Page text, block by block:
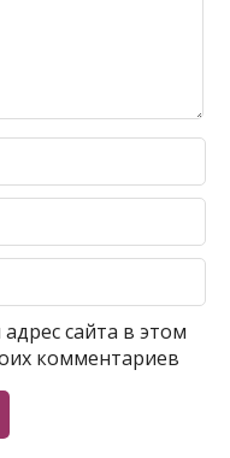
сайта в этом
комментариев